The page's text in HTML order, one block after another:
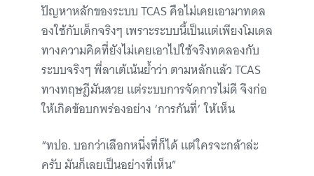
ปัญหาหลักของระบบ TCAS คือไม่เคยเอามาทดล
องใช้กับเด็กจริงๆ เพราะระบบนี้เป็นแต่เพียงโมเดล
ทางความคิดที่ยังไม่เคยเอาไปใช้จริงทดลองกับ
ระบบจริงๆ พี่ลาเต้เน้นย้ำว่า ตามหลักแล้ว TCAS
ทางทฤษฎีมันสวย แต่ระบบการจัดการไม่ดี จึงก่อ
ให้เกิดข้อบกพร่องอย่าง ‘การกันที่’ ให้เห็น
“ทปอ. บอกว่าเลือกหนึ่งที่ก็ได้ แต่ใครจะกล้าล่ะ
ครับ มันก็เลยเป็นอย่างที่เห็น”